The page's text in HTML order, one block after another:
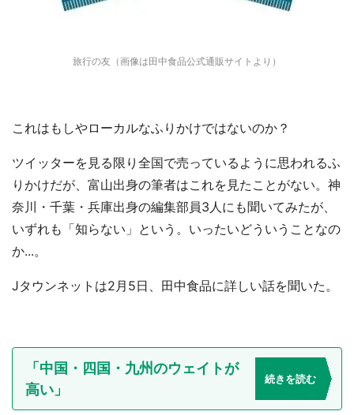
旅行の友（画像は田中食品公式通販サイトより）
これはもしやローカルなふりかけではないのか？
ツイッターを見る限り全国で売っているように思われるふ
りかけだが、富山出身の筆者はこれを見たことがない。神
奈川・千葉・兵庫出身の編集部員3人にも聞いてみたが、
いずれも「知らない」という。いったいどういうことなの
か...。
Jタウンネットは2月5日、田中食品に詳しい話を聞いた。
「中国・四国・九州のウェイトが
高い」
続きを読む